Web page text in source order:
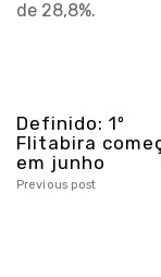
de 28,8%.
Definido: 1º
Flitabira
em junho
Previous post